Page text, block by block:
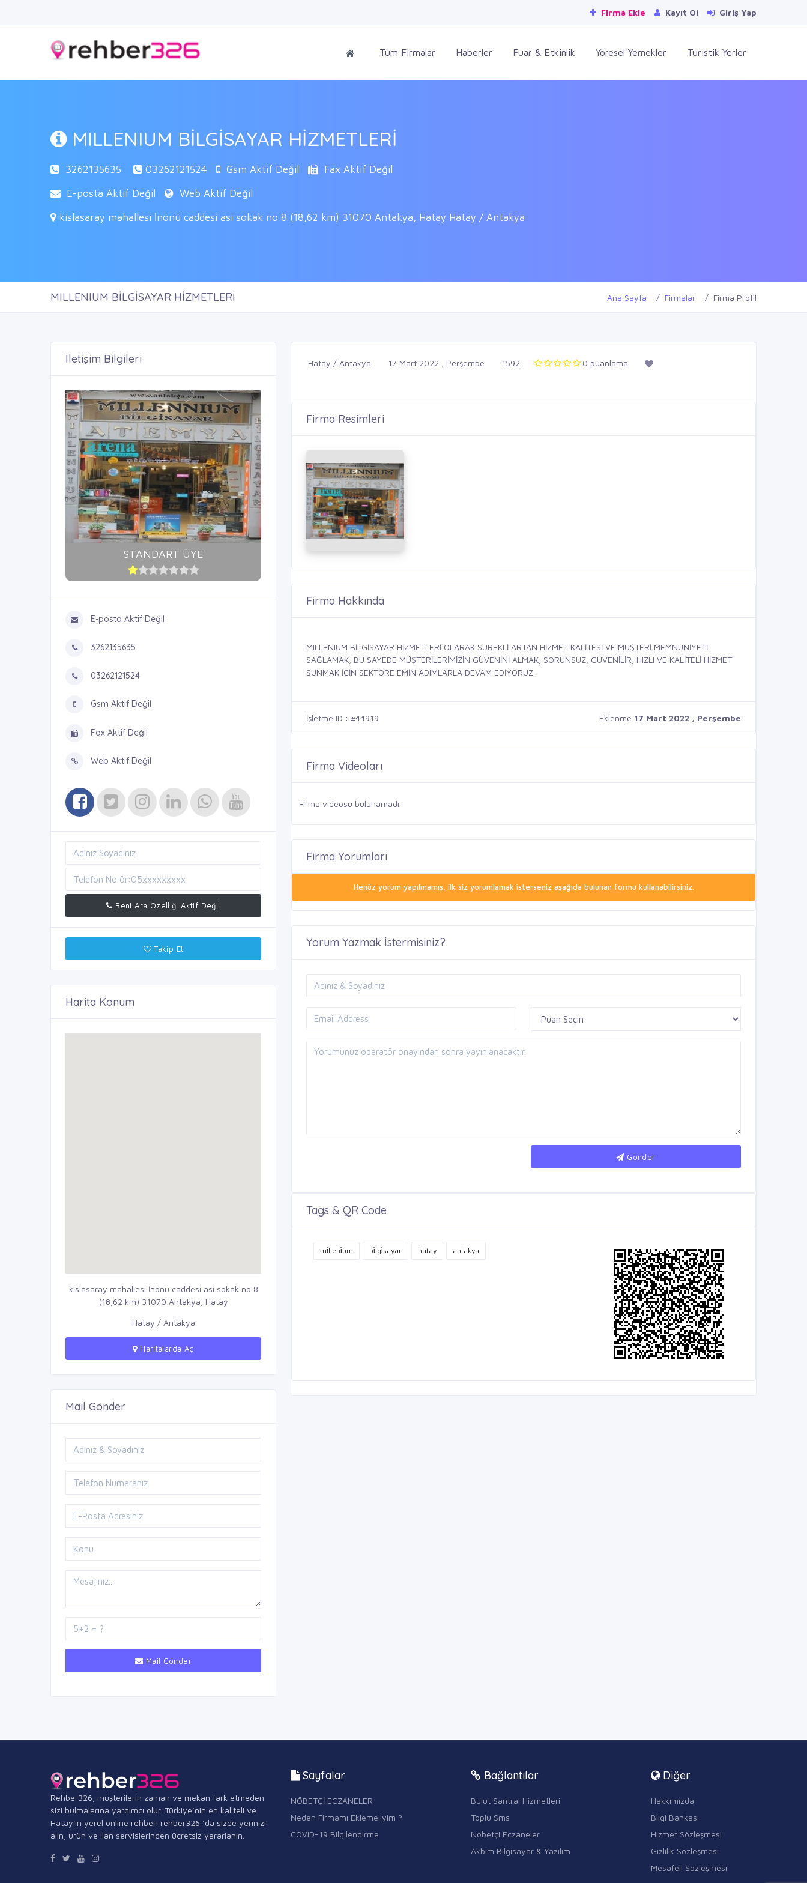
Firma Ekle Kayıt Ol Giriş Yap
Tüm Firmalar Haberler Fuar & Etkinlik Yöresel Yemekler Turistik Yerler
MILLENIUM BİLGİSAYAR HİZMETLERİ
3262135635 03262121524 Gsm Aktif Değil
Fax Aktif Değil
E-posta Aktif Değil
Web Aktif Değil
kislasaray mahallesi İnönü caddesi asi sokak no 8 (18,62 km) 31070 Antakya, Hatay Hatay / Antakya
MILLENIUM BİLGİSAYAR HİZMETLERİ Ana Sayfa Firmalar Firma Profil
İletişim Bilgileri
STANDART ÜYE
E-posta Aktif Değil
3262135635
03262121524
Gsm Aktif Değil
Fax Aktif Değil
Web Aktif Değil
Beni Ara Özelliği Aktif Değil
Takip Et
Harita Konum
kislasaray mahallesi İnönü caddesi asi sokak no 8
(18,62 km) 31070 Antakya, Hatay
Hatay / Antakya
Haritalarda Aç
Mail Gönder
Mail Gönder
Hatay / Antakya 17 Mart 2022 , Perşembe 1592 0 puanlama.
Firma Resimleri
Firma Hakkında
MILLENIUM BİLGİSAYAR HİZMETLERİ OLARAK SÜREKLİ ARTAN HİZMET KALİTESİ VE MÜŞTERİ MEMNUNİYETİ
SAĞLAMAK, BU SAYEDE MÜŞTERİLERİMİZİN GÜVENİNİ ALMAK, SORUNSUZ, GÜVENİLİR, HIZLI VE KALİTELİ HİZMET
SUNMAK İÇİN SEKTÖRE EMİN ADIMLARLA DEVAM EDİYORUZ.
İşletme ID : #44919 Eklenme 17 Mart 2022 , Perşembe
Firma Videoları
Firma videosu bulunamadı.
Firma Yorumları
Henüz yorum yapılmamış, ilk siz yorumlamak isterseniz aşağıda bulunan formu kullanabilirsiniz.
Yorum Yazmak İstermisiniz?
Gönder
Tags & QR Code
mi̇lleni̇um bi̇lgi̇sayar hatay antakya
Rehber326, müşterilerin zaman ve mekan fark etmeden
sizi bulmalarına yardımcı olur. Türkiye’nin en kaliteli ve
Hatay'ın yerel online rehberi rehber326 ‘da sizde yerinizi
alın, ürün ve ilan servislerinden ücretsiz yararlanın.
Sayfalar
NÖBETÇİ ECZANELER
Neden Firmamı Eklemeliyim ?
COVID-19 Bilgilendirme
Bağlantılar
Bulut Santral Hizmetleri
Toplu Sms
Nöbetçi Eczaneler
Akbim Bilgisayar & Yazılım
Diğer
Hakkımızda
Bilgi Bankası
Hizmet Sözleşmesi
Gizlilik Sözleşmesi
Mesafeli Sözleşmesi